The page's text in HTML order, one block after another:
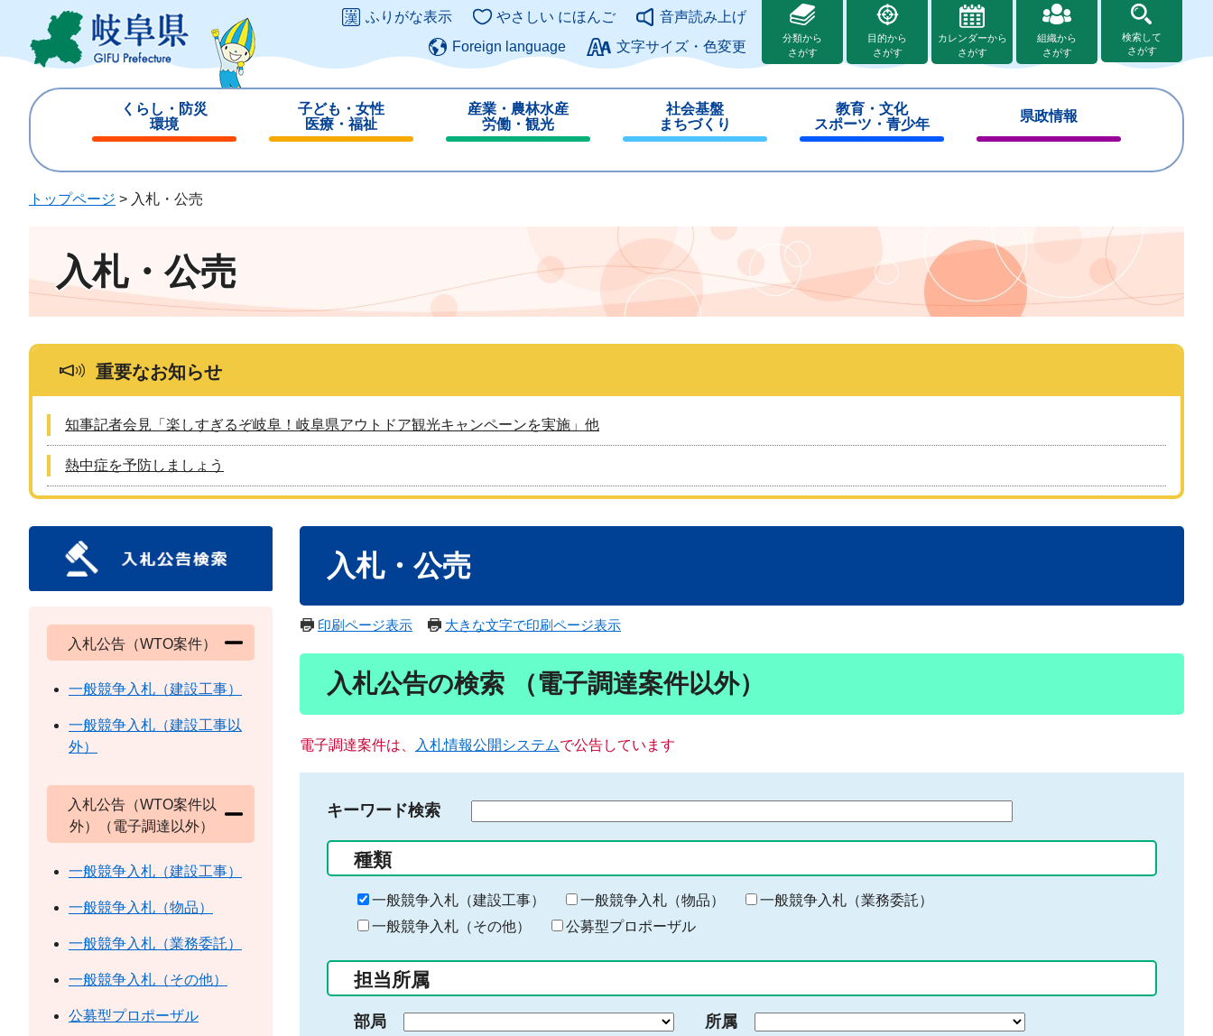
ジ
ュ
このページの本文へ
ふりがな表示 やさしい にほんご
音声読み上げ
Foreign language
文字サイズ・色変更
分類から
さがす
目的から
さがす
カレンダーから
さがす
組織から
さがす
検索して
さがす
くらし・防災
環境
じ
子ども・女性
医療・福祉
じ
産業・農林水産
労働・観光
じ
社会基盤
まちづくり
じ
教育・文化
スポーツ・青少年
じ
県政情報
じ
トップページ > 入札・公売
入札・公売
重要なお知らせ
知事記者会見「楽しすぎるぞ岐阜！岐阜県アウトドア観光キャンペーンを実施」他
熱中症を予防しましょう
入札・公売
印刷ページ表示 大きな文字で印刷ページ表示
入札公告の検索 （電子調達案件以外）
電子調達案件は、 入札情報公開システムで公告しています
キーワード検索
る
キ
ー
ー
入
種類
一般競争入札（建設工事） 一般競争入札（物品）
一般競争入札（業務委託）
一般競争入札（その他）
公募型プロポーザル
担当所属
部局 所属
入札公告（WTO案件）
一般競争入札（建設工事）
一般競争入札（建設工事以
外）
入札公告（WTO案件以
外）（電子調達以外）
一般競争入札（建設工事）
一般競争入札（物品）
一般競争入札（業務委託）
一般競争入札（その他）
公募型プロポーザル